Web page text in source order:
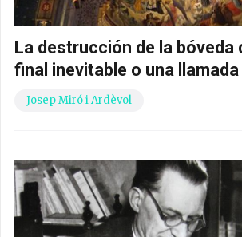
La destrucción de la bóveda
final inevitable o una
Josep Miró i Ardèvol